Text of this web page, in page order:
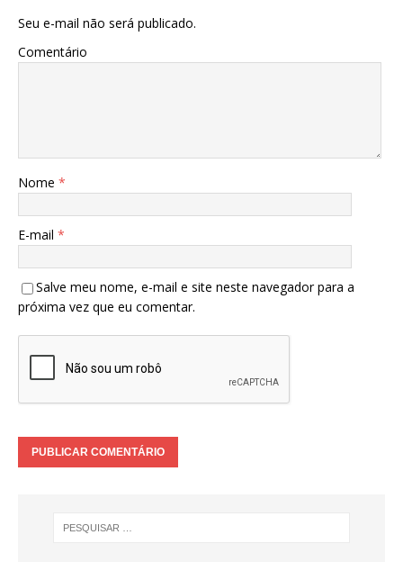
Seu e-mail não será publicado.
Comentário
Nome *
E-mail *
Salve meu nome, e-mail e site neste navegador para a
próxima vez que eu comentar.